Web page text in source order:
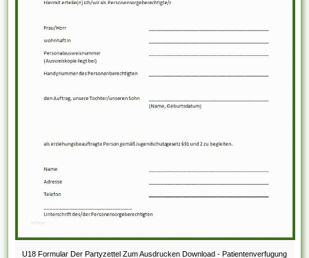
U18 Formular Der Partyzettel Zum Ausdrucken Download - Patientenverfugung